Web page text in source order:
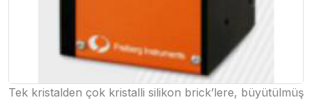
Tek kristalden çok kristalli silikon brick’lere, büyütülmüş